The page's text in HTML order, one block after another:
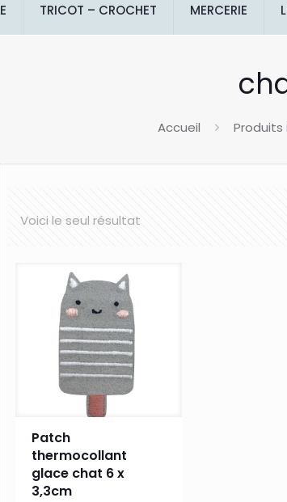
TRICOT – CROCHET MERCERIE
Accueil Produits
Voici le seul résultat
Patch
thermocollant
glace chat 6 x
3,3cm